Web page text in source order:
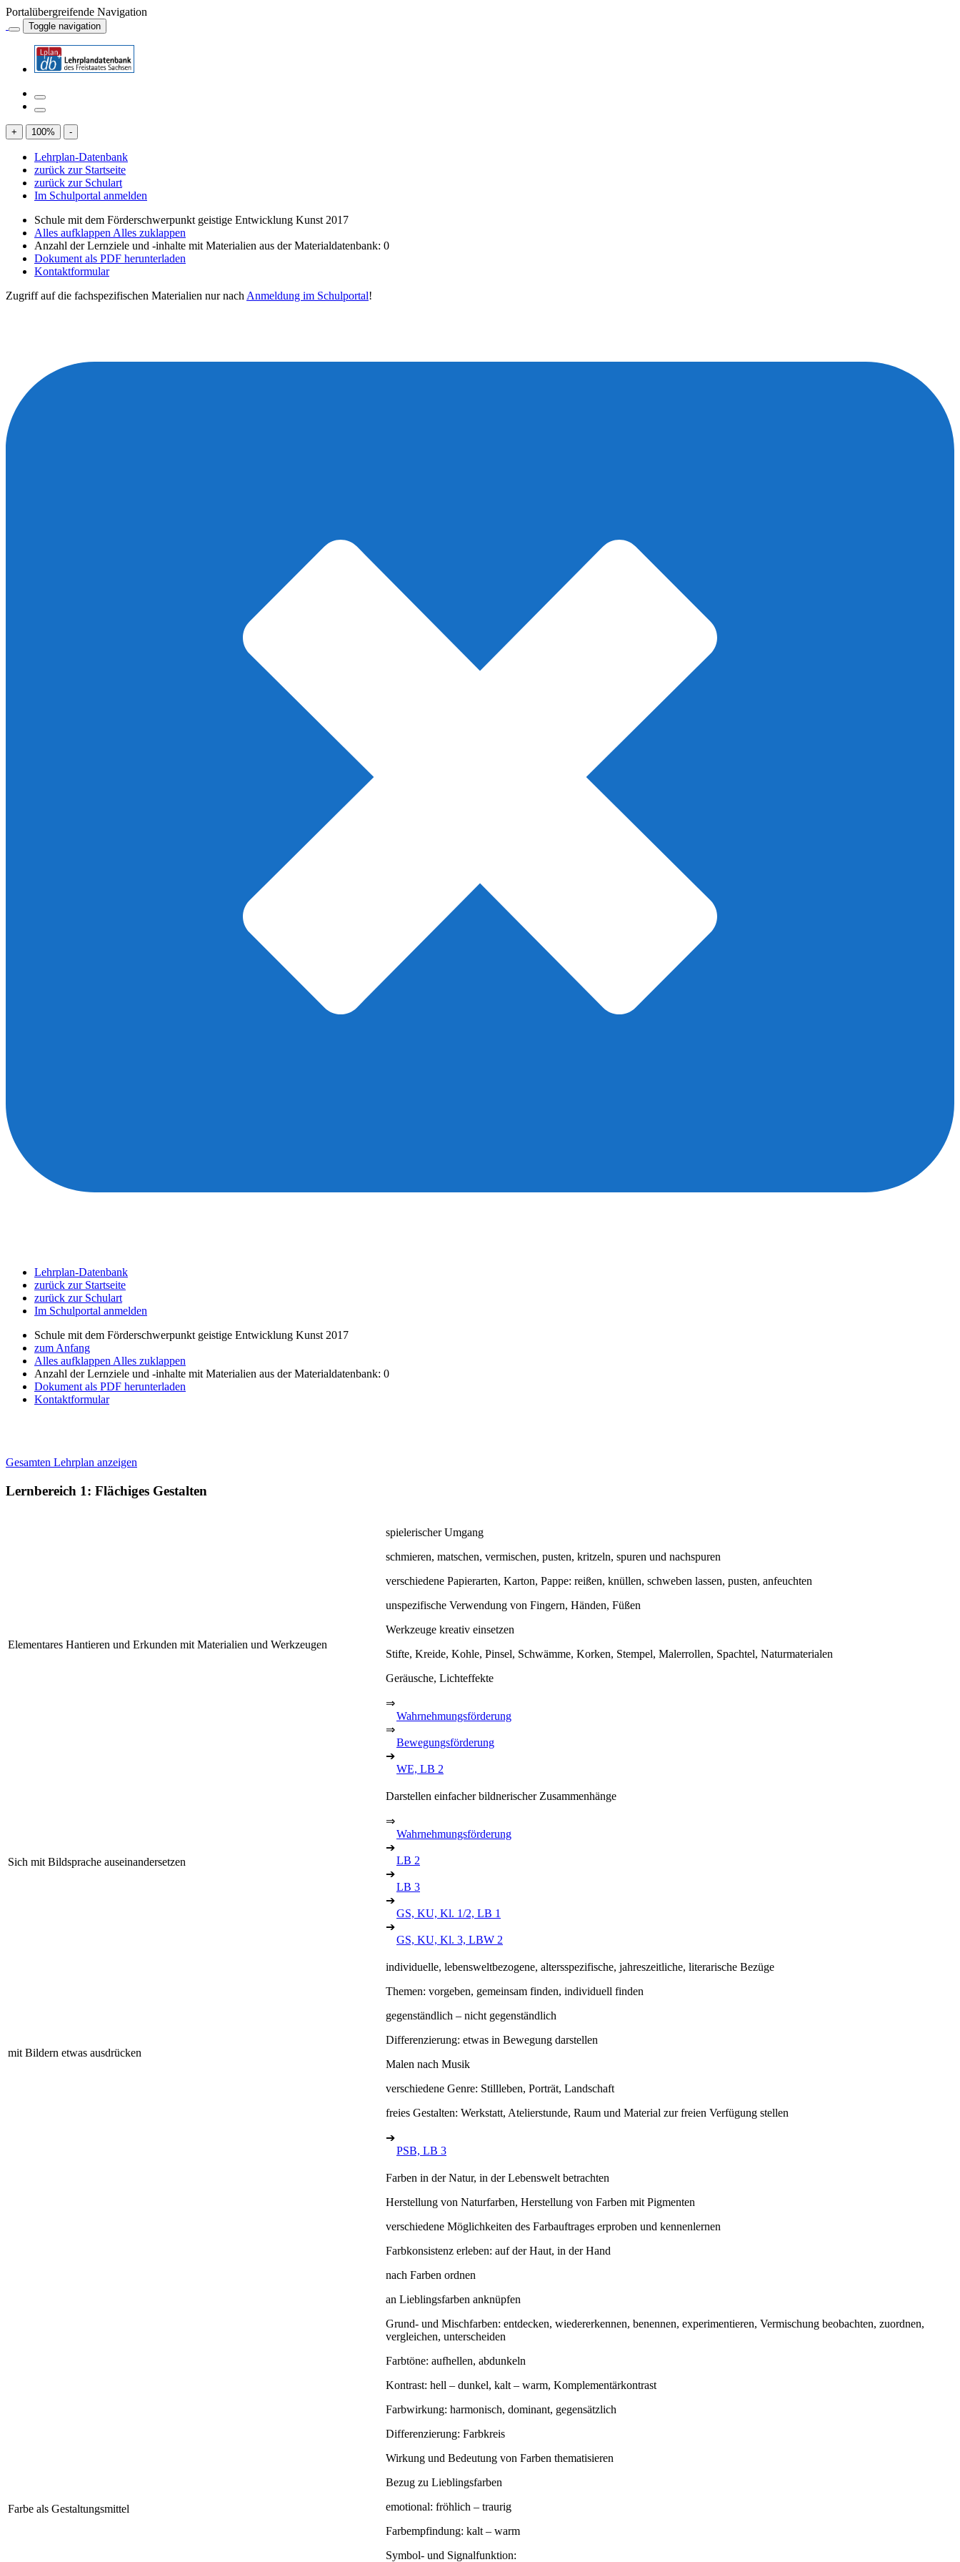
Portalübergreifende Navigation
Toggle navigation
+ 100% -
Lehrplan-Datenbank
zurück zur Startseite
zurück zur Schulart
Im Schulportal anmelden
Schule mit dem Förderschwerpunkt geistige Entwicklung Kunst 2017
Alles aufklappen Alles zuklappen
Anzahl der Lernziele und -inhalte mit Materialien aus der Materialdatenbank: 0
Dokument als PDF herunterladen
Kontaktformular
Zugriff auf die fachspezifischen Materialien nur nach Anmeldung im Schulportal!
Lehrplan-Datenbank
zurück zur Startseite
zurück zur Schulart
Im Schulportal anmelden
Schule mit dem Förderschwerpunkt geistige Entwicklung Kunst 2017
zum Anfang
Alles aufklappen Alles zuklappen
Anzahl der Lernziele und -inhalte mit Materialien aus der Materialdatenbank: 0
Dokument als PDF herunterladen
Kontaktformular
Gesamten Lehrplan anzeigen
Lernbereich 1: Flächiges Gestalten
Elementares Hantieren und Erkunden mit Materialien und Werkzeugen
spielerischer Umgang
schmieren, matschen, vermischen, pusten, kritzeln, spuren und nachspuren
verschiedene Papierarten, Karton, Pappe: reißen, knüllen, schweben lassen, pusten, anfeuchten
unspezifische Verwendung von Fingern, Händen, Füßen
Werkzeuge kreativ einsetzen
Stifte, Kreide, Kohle, Pinsel, Schwämme, Korken, Stempel, Malerrollen, Spachtel, Naturmaterialen
Geräusche, Lichteffekte
⇒
Wahrnehmungsförderung
⇒
Bewegungsförderung
➔
WE, LB 2
Sich mit Bildsprache auseinandersetzen
Darstellen einfacher bildnerischer Zusammenhänge
⇒
Wahrnehmungsförderung
➔
LB 2
➔
LB 3
➔
GS, KU, Kl. 1/2, LB 1
➔
GS, KU, Kl. 3, LBW 2
mit Bildern etwas ausdrücken
individuelle, lebensweltbezogene, altersspezifische, jahreszeitliche, literarische Bezüge
Themen: vorgeben, gemeinsam finden, individuell finden
gegenständlich – nicht gegenständlich
Differenzierung: etwas in Bewegung darstellen
Malen nach Musik
verschiedene Genre: Stillleben, Porträt, Landschaft
freies Gestalten: Werkstatt, Atelierstunde, Raum und Material zur freien Verfügung stellen
➔
PSB, LB 3
Farbe als Gestaltungsmittel
Farben in der Natur, in der Lebenswelt betrachten
Herstellung von Naturfarben, Herstellung von Farben mit Pigmenten
verschiedene Möglichkeiten des Farbauftrages erproben und kennenlernen
Farbkonsistenz erleben: auf der Haut, in der Hand
nach Farben ordnen
an Lieblingsfarben anknüpfen
Grund- und Mischfarben: entdecken, wiedererkennen, benennen, experimentieren, Vermischung beobachten, zuordnen,
vergleichen, unterscheiden
Farbtöne: aufhellen, abdunkeln
Kontrast: hell – dunkel, kalt – warm, Komplementärkontrast
Farbwirkung: harmonisch, dominant, gegensätzlich
Differenzierung: Farbkreis
Wirkung und Bedeutung von Farben thematisieren
Bezug zu Lieblingsfarben
emotional: fröhlich – traurig
Farbempfindung: kalt – warm
Symbol- und Signalfunktion: